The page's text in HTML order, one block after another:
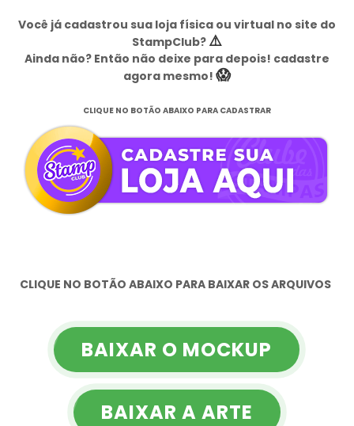
Você já cadastrou sua loja física ou virtual no site do
StampClub? ⚠️
Ainda não? Então não deixe para depois! cadastre
agora mesmo! 😱
CLIQUE NO BOTÃO ABAIXO PARA CADASTRAR
CLIQUE NO BOTÃO ABAIXO PARA BAIXAR OS ARQUIVOS
BAIXAR O MOCKUP
BAIXAR A ARTE